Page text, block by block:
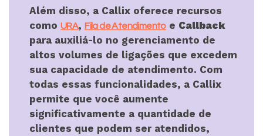
Além disso, a Callix oferece recursos
como URA,Fila de Atendimentoe Callback
para auxiliá-lo no gerenciamento de
altos volumes de ligações que excedem
sua capacidade de atendimento. Com
todas essas funcionalidades, a Callix
permite que você aumente
significativamente a quantidade de
clientes que podem ser atendidos,